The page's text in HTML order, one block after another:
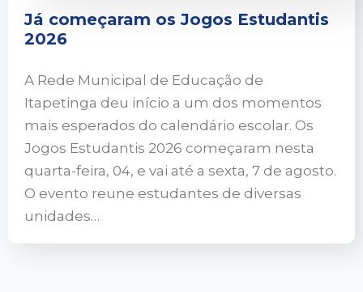
Já começaram os Jogos Estudantis
2026
A Rede Municipal de Educação de
Itapetinga deu início a um dos momentos
mais esperados do calendário escolar. Os
Jogos Estudantis 2026 começaram nesta
quarta-feira, 04, e vai até a sexta, 7 de agosto.
O evento reune estudantes de diversas
unidades…